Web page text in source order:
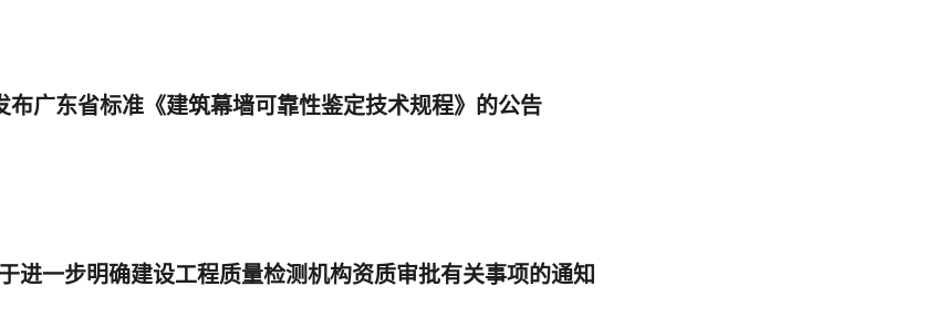
广东省标准《建筑幕墙可靠性鉴定技术规程》的公告
进一步明确建设工程质量检测机构资质审批有关事项的通知